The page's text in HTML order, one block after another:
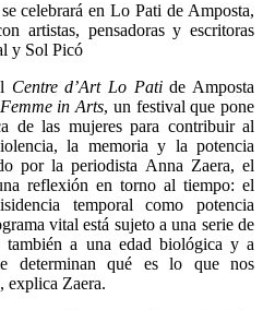
celebrará en Lo Pati de Amposta,
artistas, pensadoras y escritoras
y Sol Picó
Centre d’Art Lo Patide Amposta
Femme in Arts, un festival que pone
de las mujeres para contribuir al
la memoria y la potencia
por la periodista Anna Zaera, el
reflexión en torno al tiempo: el
temporal como potencia
vital está sujeto a una serie de
también a una edad biológica y a
determinan qué es lo que nos
explica Zaera.